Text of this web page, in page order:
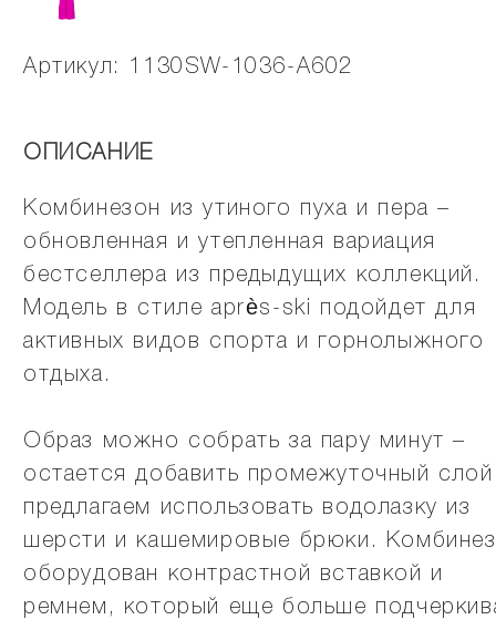
Артикул: 1130SW-1036-A602
ОПИСАНИЕ
Комбинезон из утиного пуха и пера –
обновленная и утепленная вариация
бестселлера из предыдущих коллекций.
Модель в стиле après-ski подойдет для
активных видов спорта и горнолыжного
отдыха.
Образ можно собрать за пару минут –
остается добавить промежуточный
предлагаем использовать водолазку из
шерсти и кашемировые брюки.
оборудован контрастной вставкой и
ремнем, который еще больше